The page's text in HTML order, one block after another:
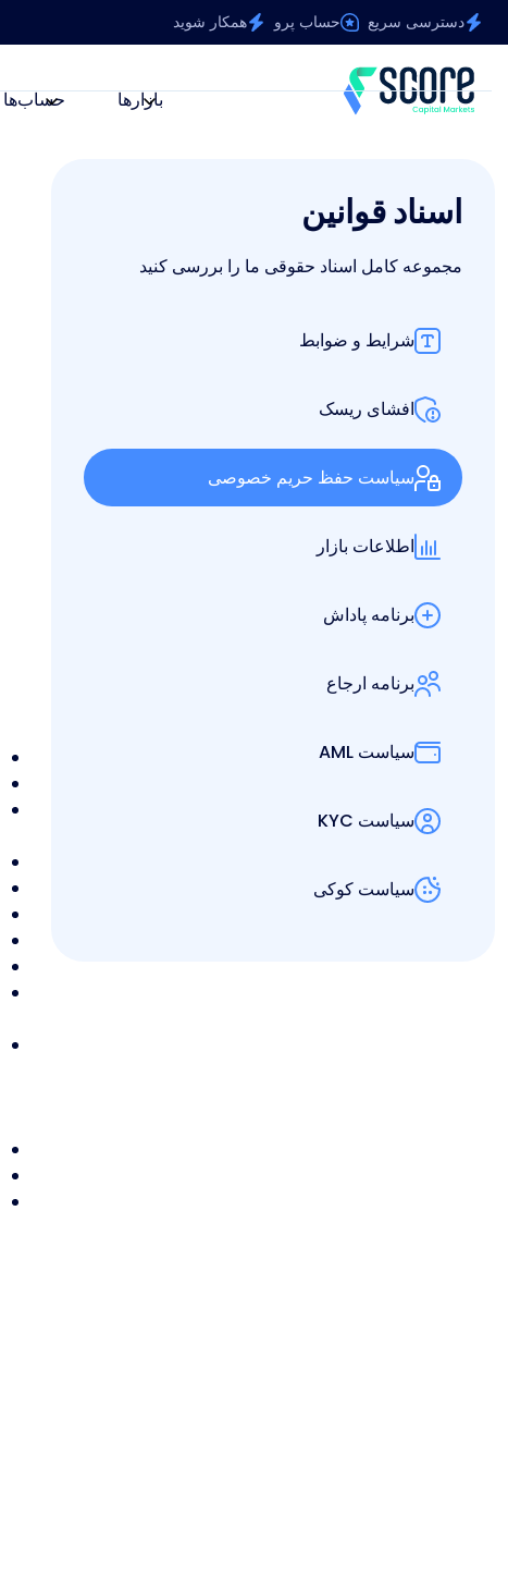
دسترسی سریع حساب پرو همکار شوید
بازارها حساب‌ها
اسناد قوانین
مجموعه کامل اسناد حقوقی ما را بررسی کنید
شرایط و ضوابط
افشای ریسک
سیاست حفظ حریم خصوصی
اطلاعات بازار
برنامه پاداش
برنامه ارجاع
سیاست AML
سیاست KYC
سیاست کوکی